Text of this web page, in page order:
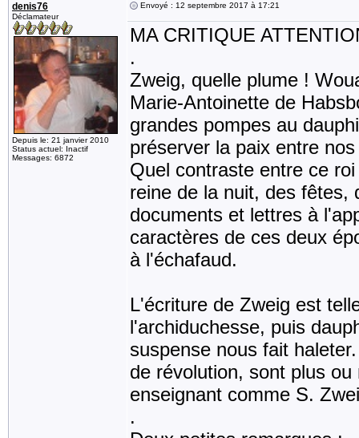
denis76
Déclamateur
Depuis le: 21 janvier 2010
Status actuel: Inactif
Messages: 6872
Envoyé : 12 septembre 2017 à 17:21
MA CRITIQUE
.
Zweig, quelle plume !
Marie-Antoinette de
grandes pompes au
préserver la paix entre
Quel contraste entre ce
reine de la nuit, des fêtes,
documents et lettres à
caractères de ces deux
à l'échafaud.
L'écriture de Zweig est
l'archiduchesse, puis
suspense nous fait
de révolution, sont plus
enseignant comme S.
.